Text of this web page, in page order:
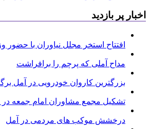
اخبار پر بازدید
افتتاح استخر مجلل نیاوران با
مداح آملی که پرچم را برافراشت
بزرگترین کاروان خودرویی در آمل
تشکیل مجمع مشاوران امام جمعه در
درخشش موکب های مردمی در آمل